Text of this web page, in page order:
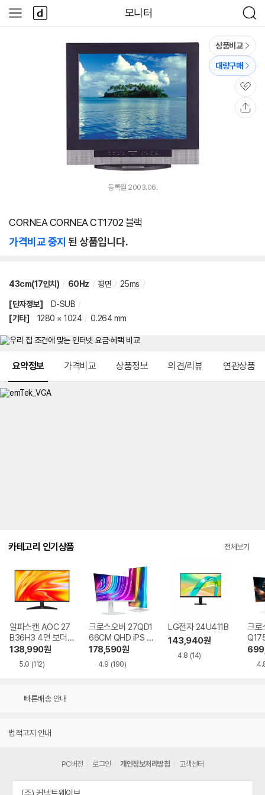
모니터
검
색
사
이
다
나
와
상품비교
대량구매
관
심
등록월 2003.06.
CORNEA CORNEA CT1702 블랙
가격비교 중지 된 상품입니다.
43cm(17인치) / 60Hz / 평면 / 25ms /
[단자정보] D-SUB /
[기타]
1280 × 1024 / 0.264 mm
요약정보 가격비교 상품정보 의견/리뷰 연관상품
카테고리 인기상품 전체보기
알파스캔 AOC 27
B36H3 4면 보더리
스 IPS 120 시력보
호 무결점
138,990원
5.0 (112)
크로스오버 27QD1
66CM QHD iPS U
SB-C 화이트 Ai 멀
티스탠드
178,590원
4.9 (190)
LG전자 24U411B
143,940원
4.8 (14)
크로
Ai
빠른배송 안내
법적고지 안내
PC버전 로그인 개인정보처리방침 고객센터